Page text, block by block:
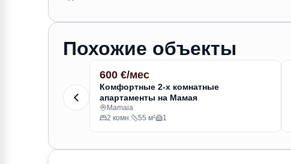
Похожие объекты
АРЕНДА
600 €/мес
Комфортные 2-х комнатные
апартаменты на Мамая
Mamaia
2 комн.
55 м² 1